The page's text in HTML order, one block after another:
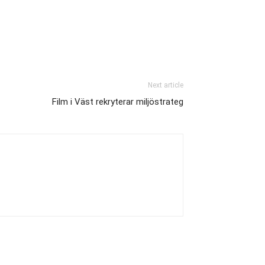
Next article
Film i Väst rekryterar miljöstrateg